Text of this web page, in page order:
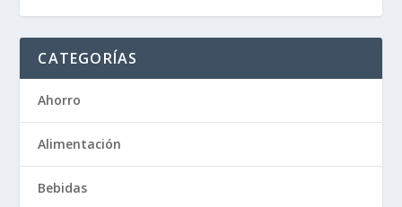
CATEGORÍAS
Ahorro
Alimentación
Bebidas